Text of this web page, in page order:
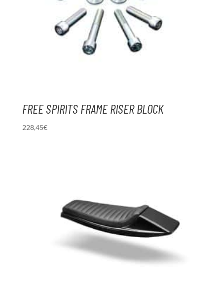
FREE SPIRITS FRAME RISER BLOCK
228,45€